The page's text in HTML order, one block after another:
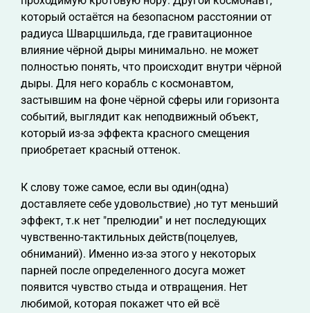
который остаётся на безопасном расстоянии от
радиуса Шварцшильда, где гравитационное
влияние чёрной дыры минимально. не может
полностью понять, что происходит внутри чёрной
дыры. Для него корабль с космонавтом,
застывшим на фоне чёрной сферы или горизонта
событий, выглядит как неподвижный объект,
который из-за эффекта красного смещения
приобретает красный оттенок.
К слову тоже самое, если вы один(одна)
доставляете себе удовольствие) ,но тут меньший
эффект, т.к нет "прелюдии" и нет последующих
чувственно-тактильных действ(поцелуев,
обниманий). Именно из-за этого у некоторых
парней после определенного досуга может
появится чувство стыда и отвращения. Нет
любимой, которая покажет что ей всё